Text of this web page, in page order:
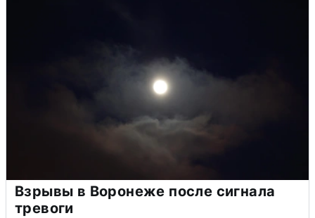
Взрывы в Воронеже после сигнала
тревоги